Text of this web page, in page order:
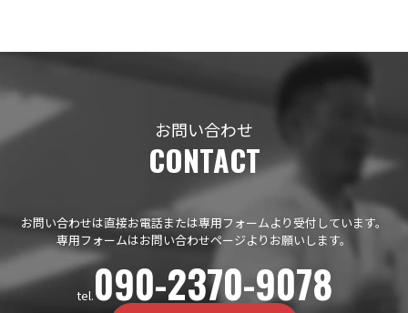
お問い合わせ
CONTACT
お問い合わせは直接お電話または専用フォームより受付しています。
専用フォームはお問い合わせページよりお願いします。
tel.090-2370-9078